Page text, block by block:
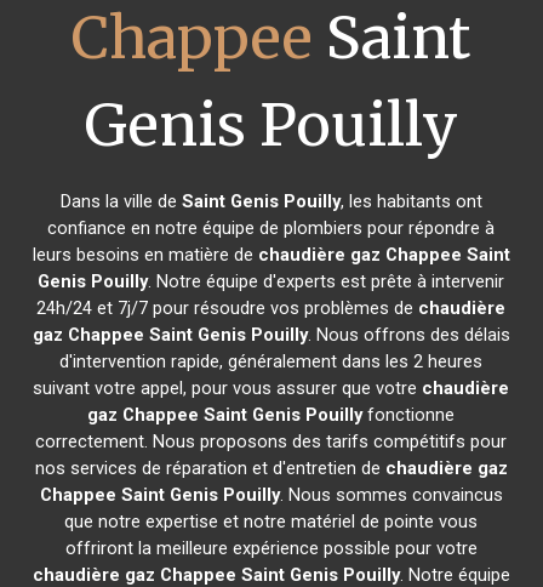
Chappee Saint
Genis Pouilly
Dans la ville de Saint Genis Pouilly, les habitants ont
confiance en notre équipe de plombiers pour répondre à
leurs besoins en matière de chaudière gaz Chappee Saint
Genis Pouilly. Notre équipe d'experts est prête à intervenir
24h/24 et 7j/7 pour résoudre vos problèmes de chaudière
gaz Chappee Saint Genis Pouilly. Nous offrons des délais
d'intervention rapide, généralement dans les 2 heures
suivant votre appel, pour vous assurer que votre chaudière
gaz Chappee Saint Genis Pouillyfonctionne
correctement. Nous proposons des tarifs compétitifs pour
nos services de réparation et d'entretien de chaudière gaz
Chappee Saint Genis Pouilly. Nous sommes convaincus
que notre expertise et notre matériel de pointe vous
offriront la meilleure expérience possible pour votre
chaudière gaz Chappee Saint Genis Pouilly. Notre équipe